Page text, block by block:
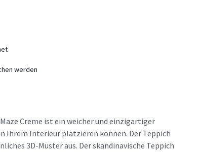
werden
Creme ist ein weicher und einzigartiger
Ihrem Interieur platzieren können. Der Teppich
3D-Muster aus. Der skandinavische Teppich